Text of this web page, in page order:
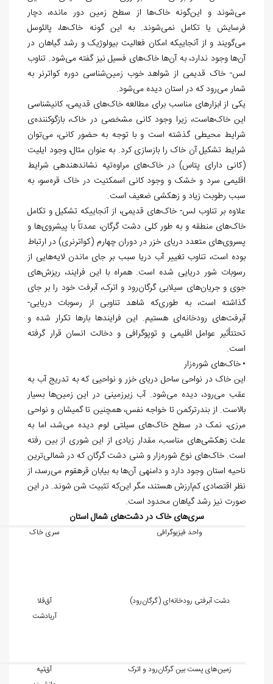
میشوند و اینگونه خاکها از سطح زمین دور مانده، دچار
فرسایش یا تکامل نمیشوند. به این گونه خاکها، پالئوسل
میگویند و از آن‏جایی‏که امکان فعالیت بیولوژیک و رشد گیاهان در
آنها وجود ندارد، به آنها خاکهای فسیل نیز گفته میشود. تناوب
لس- خاک قدیمی از شواهد خوب زمینشناسی دوره کواترنر به
شمار میرود که در استان دیده میشود.
یکی از ابزارهای مناسب برای مطالعه خاکهای قدیمی، کانی‏شناسی
این خاکهاست، زیرا وجود کانی مشخصی در خاک، بازگوکنندهی
شرایط محیطی گذشته است و با توجه به حضور کانی، میتوان
شرایط تشکیل آن خاک را بازسازی کرد. به عنوان مثال، وجود ایلیت
(کانی دارای پتاس) در خاکهای مراوهتپه نشان‏دهنده‏ی شرایط
اقلیمی سرد و خشک و وجود کانی اسمکتیت در خاک قرهسو، به
سبب رطوبت زیاد و زهکشی ضعیف است.
علاوه بر تناوب لس- خاکهای قدیمی، از آن‏جایی‏که تشکیل و تکامل
خاکهای منطقه و به طور کلی دشت گرگان، عمدتاً با پیشرویها و
پسرویهای متعدد دریای خزر در دوران چهارم (کواترنری) در ارتباط
بوده است، تناوب تغییر آب دریا سبب بر جای ماندن لایههایی از
رسوبات شور دریایی شده است. همراه با این فرایند، ریزشهای
جوی و جریانهای سیلابی گرگانرود و اترک، آبرفت خود را بر جای
گذاشته است، به طوریکه شاهد تناوبی از رسوبات دریایی-
آبرفتهای رودخانهای هستیم. این فرایندها بارها تکرار شده و
تحت‏تأثیر عوامل اقلیمی و توپوگرافی و دخالت انسان قرار گرفته
است.
• خاکهای شورهزار
این خاک در نواحی ساحل دریای خزر و نواحیی که به تدریج آب به
عقب میرود، دیده میشود. آب زیرزمینی در این زمینها بسیار
بالاست. از بندرترکمن تا خواجه نفس، همچنین تا گمیشان و نواحی
مرزی، نمک در سطح خاکهای سیلتی لوم دیده میشد، اما به
علت زهکشیهای مناسب، مقدار زیادی از این شوری از بین رفته
است. خاکهای نوع شورهزار و شنی دشت گرگان که در شمالیترین
ناحیه استان وجود دارد و دامنه‏ی آنها به بیابان قره‏قوم میرسد، از
نظر اقتصادی کمارزش هستند، مگر اینکه تثبیت شن شوند. در این
صورت نیز رشد گیاهان محدود است.
سریهای خاک در دشتهای شمال استان
واحد فیزیوگرافی سری خاک
دشت آبرفتی رودخانهای (گرگانرود) آققلا
آریادشت
زمینهای پست بین گرگانرود و اترک آقتپه